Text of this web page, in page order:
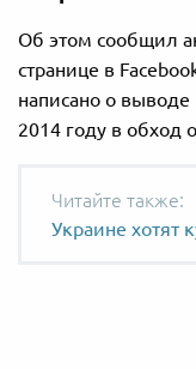
Об этом сообщил
странице в
написано о
2014 году в обход
Украине хотят